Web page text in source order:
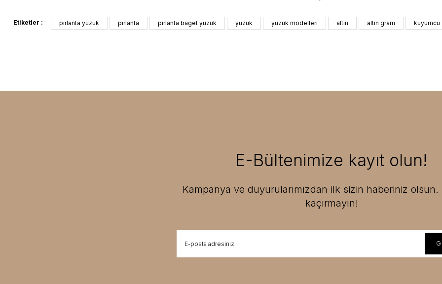
Etiketler : pırlanta yüzük pırlanta pırlanta baget yüzük yüzük yüzük modelleri altın altın gram kuyumcu
E-Bültenimize kayıt olun!
Kampanya ve duyurularımızdan ilk sizin haberiniz olsun.
kaçırmayın!